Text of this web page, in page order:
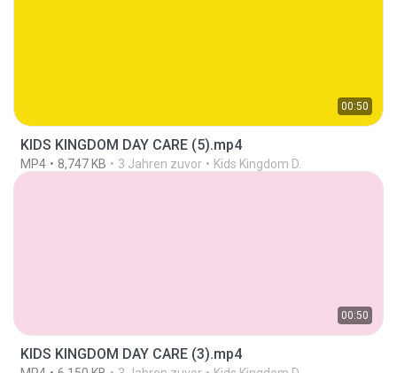
00:50
KIDS KINGDOM DAY CARE (5).mp4
MP4 8,747 KB 3 Jahren zuvor Kids Kingdom D.
00:50
KIDS KINGDOM DAY CARE (3).mp4